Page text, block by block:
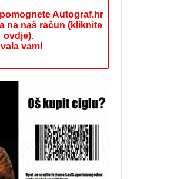
Autograf.hr
na naš račun (kliknite
ovdje).
vam!